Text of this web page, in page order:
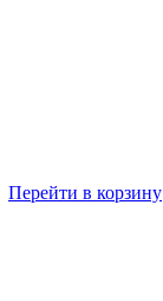
Перейти в корзину